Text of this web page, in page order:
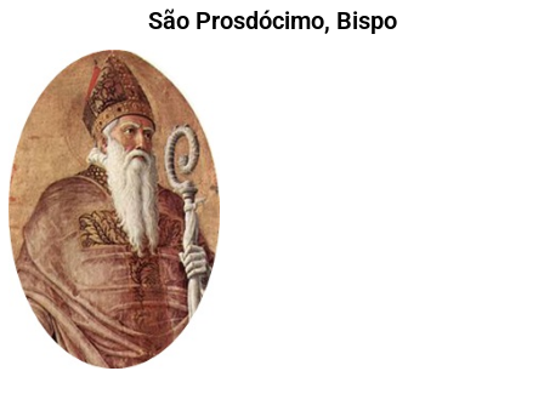
São Prosdócimo, Bispo